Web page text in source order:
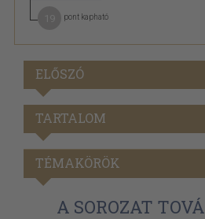
pont kapható
ELŐSZÓ
TARTALOM
TÉMAKÖRÖK
A SOROZAT